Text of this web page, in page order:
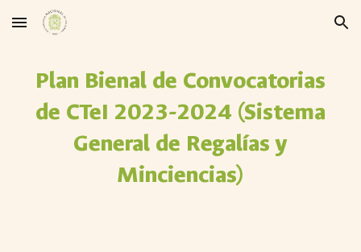
Skip to main content Skip to navigation
Plan Bienal de Convocatorias
de CTeI 2023-2024 (Sistema
General de Regalías y
Minciencias)